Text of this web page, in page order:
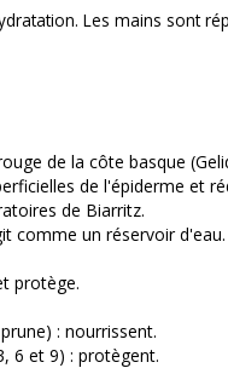
Les mains sont
de la côte basque
de l'épiderme et
de Biarritz.
comme un réservoir d'eau.
protège.
: nourrissent.
6 et 9) : protègent.